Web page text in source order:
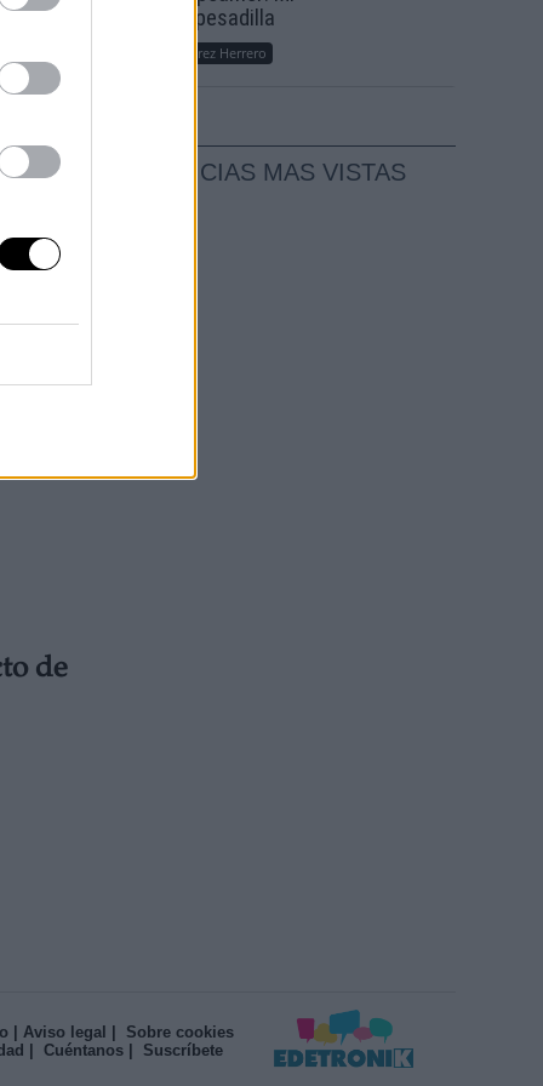
de
sueño, mi pesadilla
María Pérez Herrero
NOTICIAS MAS VISTAS
| Aviso legal | Sobre cookies
| Cuéntanos| Suscríbete